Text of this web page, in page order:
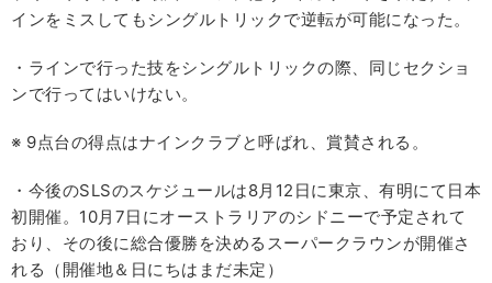
インをミスしてもシングルトリックで逆転が可能になった。
・ラインで行った技をシングルトリックの際、同じセクショ
ンで行ってはいけない。
※ 9点台の得点はナインクラブと呼ばれ、賞賛される。
・今後のSLSのスケジュールは8月12日に東京、有明にて日本
初開催。10月7日にオーストラリアのシドニーで予定されて
おり、その後に総合優勝を決めるスーパークラウンが開催さ
れる（開催地＆日にちはまだ未定）